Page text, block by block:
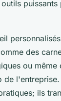
des
ou même
de
ils